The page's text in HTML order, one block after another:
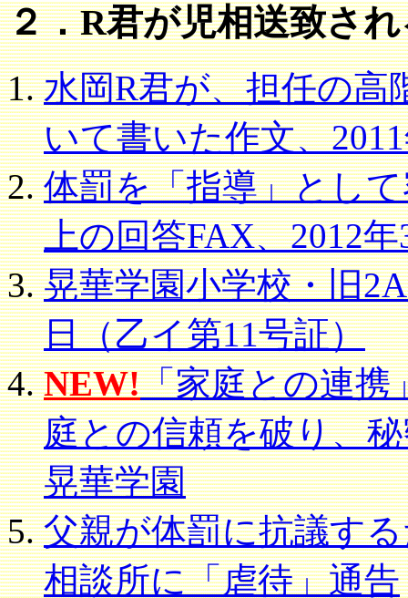
２．R君が児相送致さ
水岡R君が、担任の高
いて書いた作文、
体罰を「指導」とし
上の回答FAX、2012年
晃華学園小学校・旧
日（乙イ第11号証）
NEW!「家庭との連携
庭との信頼を破り、
晃華学園
父親が体罰に抗議す
相談所に「虐待」通告